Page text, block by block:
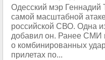
Одесский мэр Геннадий
самой масштабной
российской СВО. Одна
добавил он.​​​ Ранее СМИ
о комбинированных
прилетах по...